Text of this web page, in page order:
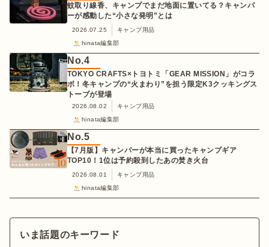
蚊取り線香、キャンプでまだ地面に置いてる？キャンパ
ーが感動した“小さな発明”とは
2026.07.25
キャンプ用品
hinata編集部
No.4
TOKYO CRAFTS×トヨトミ「GEAR MISSION」がコラ
ボ！冬キャンプの“火まわり”を担う限定K3クッキングス
トーブが登場
2026.08.02
キャンプ用品
hinata編集部
No.5
【7月版】キャンパーが本当に買ったキャンプギア
TOP10！1位は予約殺到したあの焚き火台
2026.08.01
キャンプ用品
hinata編集部
いま話題のキーワード